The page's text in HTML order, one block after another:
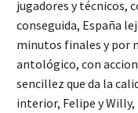
jugadores y técnicos,
conseguida, España
minutos finales y por
antológico, con
sencillez que da la
interior, Felipe y